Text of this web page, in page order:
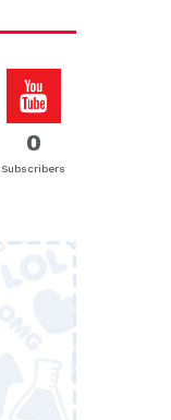
0
Subscribers